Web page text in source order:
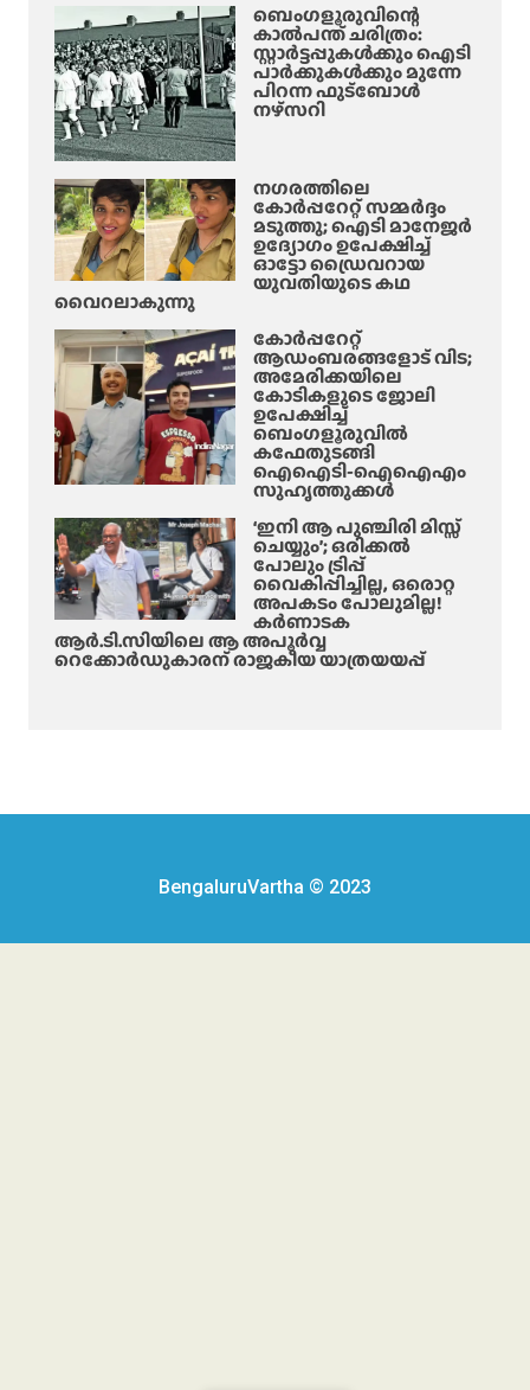
ബെംഗളൂരുവിന്റെ
കാൽപന്ത് ചരിത്രം:
സ്റ്റാർട്ടപ്പുകൾക്കും ഐടി
പാർക്കുകൾക്കും മുന്നേ
പിറന്ന ഫുട്ബോൾ
നഴ്സറി
നഗരത്തിലെ
കോർപ്പറേറ്റ് സമ്മർദ്ദം
മടുത്തു; ഐടി മാനേജർ
ഉദ്യോഗം ഉപേക്ഷിച്ച്
ഓട്ടോ ഡ്രൈവറായ
യുവതിയുടെ കഥ
വൈറലാകുന്നു
കോർപ്പറേറ്റ്
ആഡംബരങ്ങളോട് വിട;
അമേരിക്കയിലെ
കോടികളുടെ ജോലി
ഉപേക്ഷിച്ച്
ബെംഗളൂരുവിൽ
കഫേതുടങ്ങി
ഐഐടി-ഐഐഎം
സുഹൃത്തുക്കൾ
‘ഇനി ആ പുഞ്ചിരി മിസ്സ്
ചെയ്യും’; ഒരിക്കൽ
പോലും ട്രിപ്പ്
വൈകിപ്പിച്ചില്ല, ഒരൊറ്റ
അപകടം പോലുമില്ല!
കർണാടക
ആർ.ടി.സിയിലെ ആ അപൂർവ്വ
റെക്കോർഡുകാരന് രാജകീയ യാത്രയയപ്പ്
BengaluruVartha © 2023